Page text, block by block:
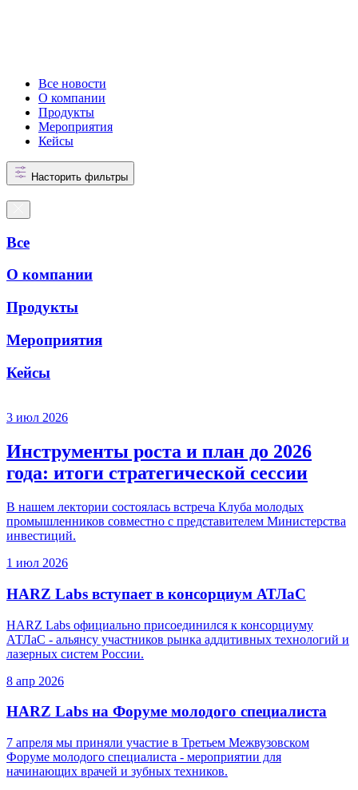
Все новости
О компании
Продукты
Мероприятия
Кейсы
Насторить фильтры
Все
О компании
Продукты
Мероприятия
Кейсы
3 июл 2026
Инструменты роста и план до 2026
года: итоги стратегической сессии
В нашем лектории состоялась встреча Клуба молодых
промышленников совместно с представителем Министерства
инвестиций.
1 июл 2026
HARZ Labs вступает в консорциум АТЛаС
HARZ Labs официально присоединился к консорциуму
АТЛаС - альянсу участников рынка аддитивных технологий и
лазерных систем России.
8 апр 2026
HARZ Labs на Форуме молодого специалиста
7 апреля мы приняли участие в Третьем Межвузовском
Форуме молодого специалиста - мероприятии для
начинающих врачей и зубных техников.